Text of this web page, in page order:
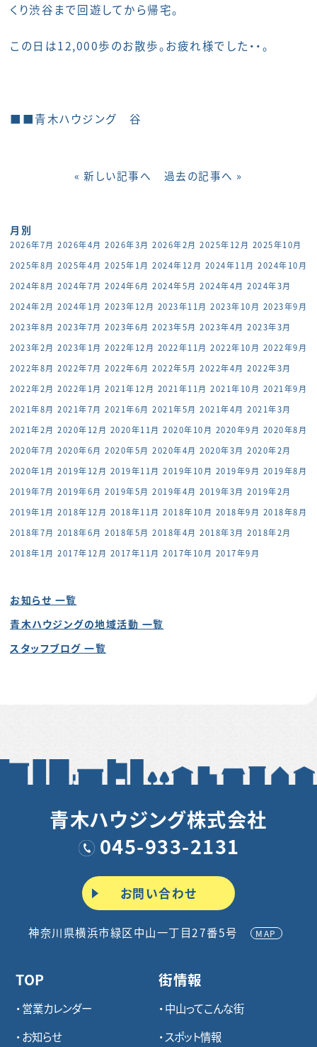
くり渋谷まで回遊してから帰宅。
この日は12,000歩のお散歩。お疲れ様でした・・。
■■青木ハウジング 谷
« 新しい記事へ 過去の記事へ »
月別
2026年7月 2026年4月 2026年3月 2026年2月 2025年12月 2025年10月
2025年8月 2025年4月 2025年1月 2024年12月 2024年11月 2024年10月
2024年8月 2024年7月 2024年6月 2024年5月 2024年4月 2024年3月
2024年2月 2024年1月 2023年12月 2023年11月 2023年10月 2023年9月
2023年8月 2023年7月 2023年6月 2023年5月 2023年4月 2023年3月
2023年2月 2023年1月 2022年12月 2022年11月 2022年10月 2022年9月
2022年8月 2022年7月 2022年6月 2022年5月 2022年4月 2022年3月
2022年2月 2022年1月 2021年12月 2021年11月 2021年10月 2021年9月
2021年8月 2021年7月 2021年6月 2021年5月 2021年4月 2021年3月
2021年2月 2020年12月 2020年11月 2020年10月 2020年9月 2020年8月
2020年7月 2020年6月 2020年5月 2020年4月 2020年3月 2020年2月
2020年1月 2019年12月 2019年11月 2019年10月 2019年9月 2019年8月
2019年7月 2019年6月 2019年5月 2019年4月 2019年3月 2019年2月
2019年1月 2018年12月 2018年11月 2018年10月 2018年9月 2018年8月
2018年7月 2018年6月 2018年5月 2018年4月 2018年3月 2018年2月
2018年1月 2017年12月 2017年11月 2017年10月 2017年9月
お知らせ 一覧
青木ハウジングの地域活動 一覧
スタッフブログ 一覧
青木ハウジング株式会社
045-933-2131
お問い合わせ
神奈川県横浜市緑区中山一丁目27番5号 MAP
TOP
営業カレンダー
お知らせ
街情報
中山ってこんな街
スポット情報